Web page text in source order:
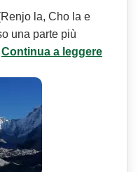
la, Cho la e
una parte più
Continua a leggere